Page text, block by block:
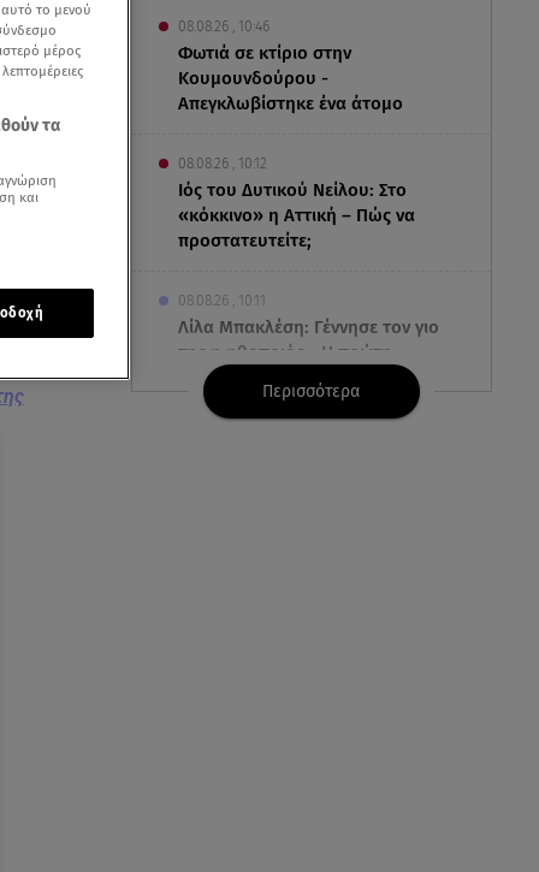
08.08.26 , 10:46
Φωτιά σε κτίριο στην
Κουμουνδούρου -
Απεγκλωβίστηκε ένα άτομο
08.08.26 , 10:12
Ιός του Δυτικού Νείλου: Στο
«κόκκινο» η Αττική – Πώς να
προστατευτείτε;
08.08.26 , 10:11
Λίλα Μπακλέση: Γέννησε τον γιο
της η ηθοποιός - Η πρώτη
φωτογραφία
Περισσότερα
αυτό το μενού
μέρος
τα
και